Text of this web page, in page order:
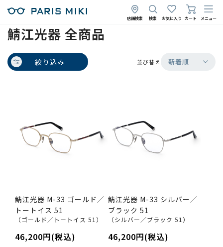
店舗検索 検索 お気に入り カート メニュー
鯖江光器 全商品
絞り込み 並び替え 新着順
鯖江光器 M-33 ゴールド／
トートイス 51
（ゴールド／トートイス 51）
46,200円(税込)
鯖江光器 M-33 シルバー／
ブラック 51
（シルバー／ブラック 51）
46,200円(税込)